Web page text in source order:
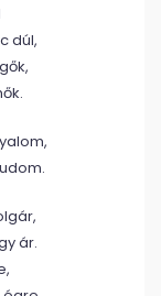
dúl,
ár.